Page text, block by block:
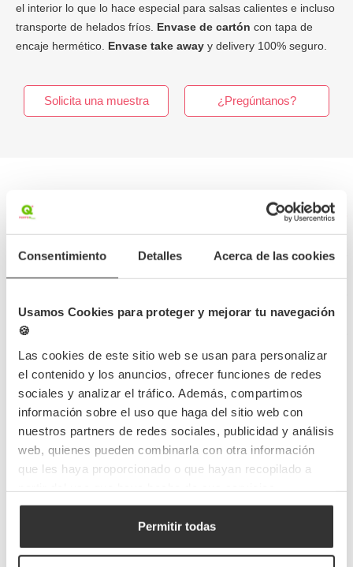
Consentimiento Detalles Acerca de las cookies
Usamos Cookies para proteger y mejorar tu navegación
🍪
Las cookies de este sitio web se usan para personalizar
el contenido y los anuncios, ofrecer funciones de redes
sociales y analizar el tráfico. Además, compartimos
información sobre el uso que haga del sitio web con
nuestros partners de redes sociales, publicidad y análisis
web, quienes pueden combinarla con otra información
que les haya proporcionado o que hayan recopilado a
Permitir todas
el interior lo que lo hace especial para salsas calientes e incluso
transporte de helados fríos. Envase de cartón con tapa de
encaje hermético. Envase take away y delivery 100% seguro.
Solicita una muestra ¿Pregúntanos?
Más información
Detalles del producto
Preguntas frecuentes
Completa tu pedido
planas
blancas con asa
(28+17x29cm)